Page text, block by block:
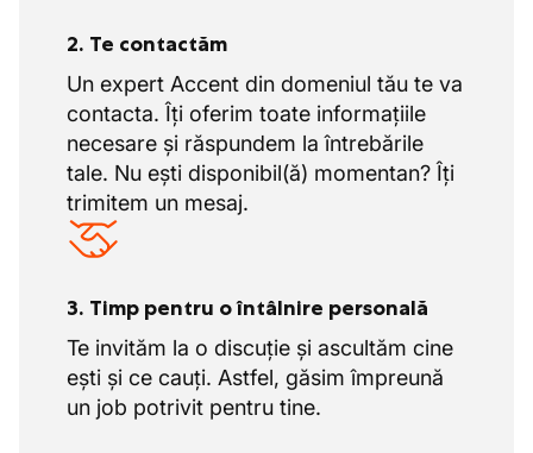
2. Te contactăm
Un expert Accent din domeniul tău te va
contacta. Îți oferim toate informațiile
necesare și răspundem la întrebările
tale. Nu ești disponibil(ă) momentan? Îți
trimitem un mesaj.
3. Timp pentru o întâlnire personală
Te invităm la o discuție și ascultăm cine
ești și ce cauți. Astfel, găsim împreună
un job potrivit pentru tine.